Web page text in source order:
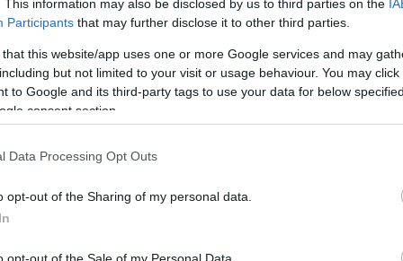
This information may also be disclosed by us to third parties on the
Participants that may further disclose it to other third parties.
that this website/app uses one or more Google services and may
but not limited to your visit or usage behaviour. You may
to Google and its third-party tags to use your data for below
consent section.
Data Processing Opt Outs
opt-out of the Sharing of my personal data.
opt-out of the Sale of my Personal Data.
Foresttől. (Mail)
mint 10 millió fontot kell fizetnie, ha le akarja
Thomas Frankot, aki Ange Postecoglou
tett a 29 éves, West Hamben szereplő
(Foot Mercato)
a Borussia Dortmund ajánlatát az
megszerzéséért, de a klubok továbbra is